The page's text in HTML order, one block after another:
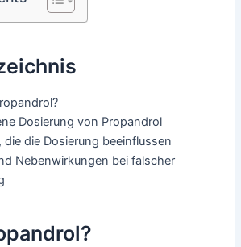
Dosierung von Propandrol
die die Dosierung beeinflussen
Nebenwirkungen bei falscher